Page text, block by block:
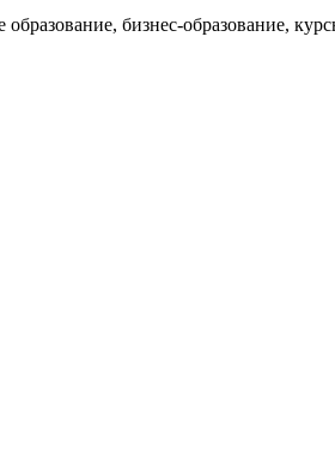
бизнес-образование,